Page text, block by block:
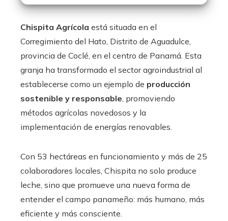
Chispita Agrícola está situada en el
Corregimiento del Hato, Distrito de Aguadulce,
provincia de Coclé, en el centro de Panamá. Esta
granja ha transformado el sector agroindustrial al
establecerse como un ejemplo de producción
sostenible y responsable , promoviendo
métodos agrícolas novedosos y la
implementación de energías renovables.
Con 53 hectáreas en funcionamiento y más de 25
colaboradores locales, Chispita no solo produce
leche, sino que promueve una nueva forma de
entender el campo panameño: más humano, más
eficiente y más consciente.